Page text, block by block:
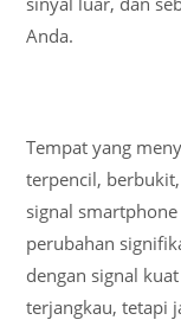
Anda.
Tempat yang
terpencil,
signal
perubahan
dengan signal
terjangkau, tetapi